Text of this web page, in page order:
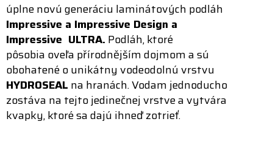
úplne novú generáciu laminátových podláh
Impressive a Impressive Design a
Impressive ULTRA. Podláh, ktoré
pôsobia oveľa přírodnějším dojmom a sú
obohatené o unikátny vodeodolnú vrstvu
HYDROSEAL na hranách. Vodam jednoducho
zostáva na tejto jedinečnej vrstve a vytvára
kvapky, ktoré sa dajú ihneď zotrieť.